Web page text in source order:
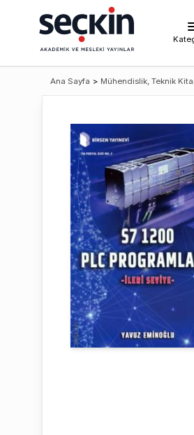
Ana Sayfa > Mühendislik, Teknik